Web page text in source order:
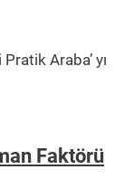
Araba’ yı
Faktörü